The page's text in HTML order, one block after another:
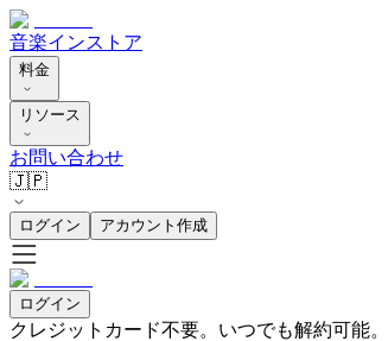
音楽インストア
料金
リソース
お問い合わせ
🇯🇵
ログイン アカウント作成
ログイン
クレジットカード不要。いつでも解約可能。